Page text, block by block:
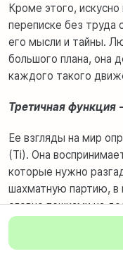
Кроме этого, искусно
переписке без труда
его мысли и тайны.
большого плана, она
каждого такого
Третичная функция
Ее взгляды на мир
(Ti). Она
которые нужно
шахматную партию, в
словно пешками на
удовлетворить свое